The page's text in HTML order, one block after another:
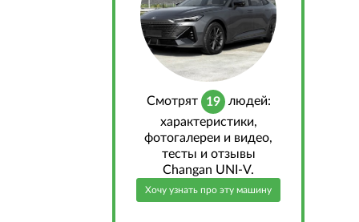
Cмотрят 19 людей:
характеристики,
фотогалереи и видео,
тесты и отзывы
Changan UNI-V.
Хочу узнать про эту машину